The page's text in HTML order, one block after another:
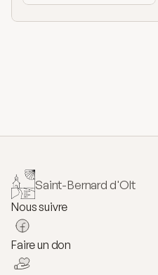
Saint-Bernard d'Olt
Nous suivre
Faire un don